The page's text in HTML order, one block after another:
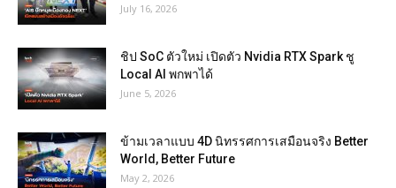
July 16, 2026
ชิป SoC ตัวใหม่ เปิดตัว Nvidia RTX Spark ชู
Local AI พกพาได้
June 5, 2026
ข้ามเวลาแบบ 4D นิทรรศการเสมือนจริง Better
World, Better Future
May 2, 2026